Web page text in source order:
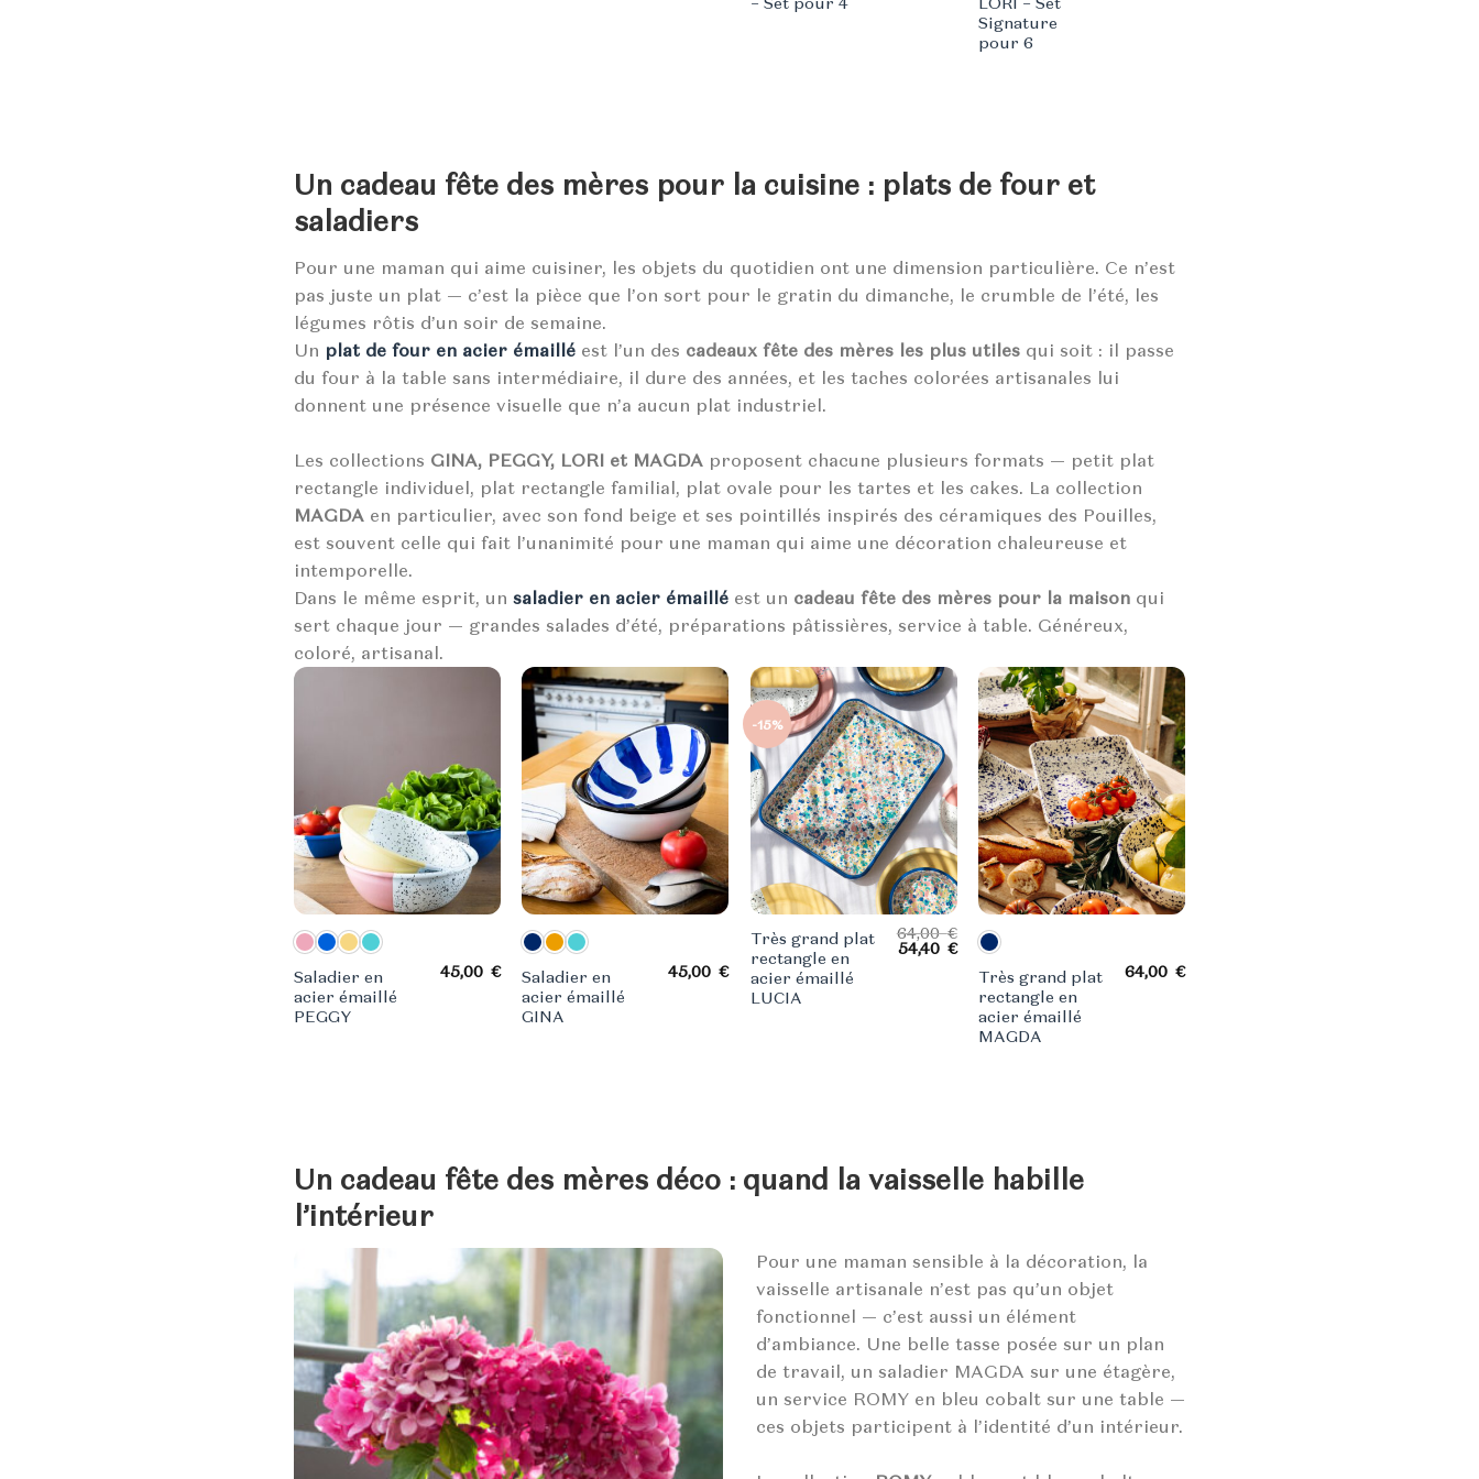
Signature
pour 6
Un cadeau fête des mères pour la cuisine : plats de four et
saladiers
Pour une maman qui aime cuisiner, les objets du quotidien ont une dimension particulière. Ce n’est
pas juste un plat — c’est la pièce que l’on sort pour le gratin du dimanche, le crumble de l’été, les
légumes rôtis d’un soir de semaine.
Un plat de four en acier émaillé est l’un des cadeaux fête des mères les plus utiles qui soit : il passe
du four à la table sans intermédiaire, il dure des années, et les taches colorées artisanales lui
donnent une présence visuelle que n’a aucun plat industriel.
Les collections GINA, PEGGY, LORI et MAGDA proposent chacune plusieurs formats — petit plat
rectangle individuel, plat rectangle familial, plat ovale pour les tartes et les cakes. La collection
MAGDA en particulier, avec son fond beige et ses pointillés inspirés des céramiques des Pouilles,
est souvent celle qui fait l’unanimité pour une maman qui aime une décoration chaleureuse et
intemporelle.
Dans le même esprit, un saladier en acier émaillé est un cadeau fête des mères pour la maison qui
sert chaque jour — grandes salades d’été, préparations pâtissières, service à table. Généreux,
coloré, artisanal.
Saladier en
acier émaillé
PEGGY
45,00 €
Saladier en
acier émaillé
GINA
45,00€
-15%
Très grand plat
rectangle en
acier émaillé
LUCIA
64,00€
Le
54,40 €Le
actuel
est :
54,40 €.
Très grand plat
rectangle en
acier émaillé
MAGDA
64,00€
Un cadeau fête des mères déco : quand la vaisselle habille
l’intérieur
Pour une maman sensible à la décoration, la
vaisselle artisanale n’est pas qu’un objet
fonctionnel — c’est aussi un élément
d’ambiance. Une belle tasse posée sur un plan
de travail, un saladier MAGDA sur une étagère,
un service ROMY en bleu cobalt sur une table —
ces objets participent à l’identité d’un intérieur.